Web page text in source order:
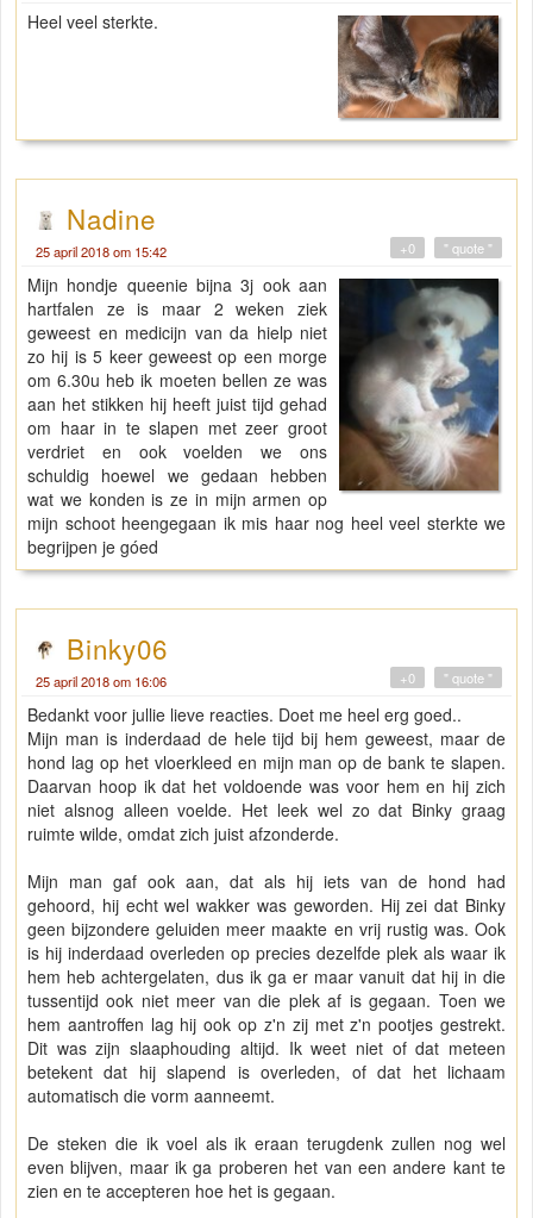
Heel veel sterkte.
Nadine
25 april 2018 om 15:42 " quote "
+0
Mijn hondje queenie bijna 3j ook aan
hartfalen ze is maar 2 weken ziek
geweest en medicijn van da hielp niet
zo hij is 5 keer geweest op een morge
om 6.30u heb ik moeten bellen ze was
aan het stikken hij heeft juist tijd gehad
om haar in te slapen met zeer groot
verdriet en ook voelden we ons
schuldig hoewel we gedaan hebben
wat we konden is ze in mijn armen op
mijn schoot heengegaan ik mis haar nog heel veel sterkte we
begrijpen je góed
Binky06
25 april 2018 om 16:06 " quote "
+0
Bedankt voor jullie lieve reacties. Doet me heel erg goed..
Mijn man is inderdaad de hele tijd bij hem geweest, maar de
hond lag op het vloerkleed en mijn man op de bank te slapen.
Daarvan hoop ik dat het voldoende was voor hem en hij zich
niet alsnog alleen voelde. Het leek wel zo dat Binky graag
ruimte wilde, omdat zich juist afzonderde.
Mijn man gaf ook aan, dat als hij iets van de hond had
gehoord, hij echt wel wakker was geworden. Hij zei dat Binky
geen bijzondere geluiden meer maakte en vrij rustig was. Ook
is hij inderdaad overleden op precies dezelfde plek als waar ik
hem heb achtergelaten, dus ik ga er maar vanuit dat hij in die
tussentijd ook niet meer van die plek af is gegaan. Toen we
hem aantroffen lag hij ook op z'n zij met z'n pootjes gestrekt.
Dit was zijn slaaphouding altijd. Ik weet niet of dat meteen
betekent dat hij slapend is overleden, of dat het lichaam
automatisch die vorm aanneemt.
De steken die ik voel als ik eraan terugdenk zullen nog wel
even blijven, maar ik ga proberen het van een andere kant te
zien en te accepteren hoe het is gegaan.